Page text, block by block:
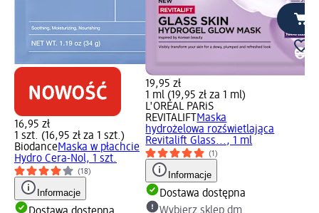
16,95 zł
1 szt. (16,95 zł za 1 szt.)
BiodanceMaska w płachcie
Hydro Cera-Nol, 1 szt.
(18)
Informacje
19,95 zł
1 ml (19,95 zł za 1 ml)
L'ORÉAL PARiS
REVITALIFT
Maska
hydrożelowa rozświetlająca
Revitalift Glass..., 1 ml
(1)
Informacje
Dostawa dostępna
Wybierz sklep dm